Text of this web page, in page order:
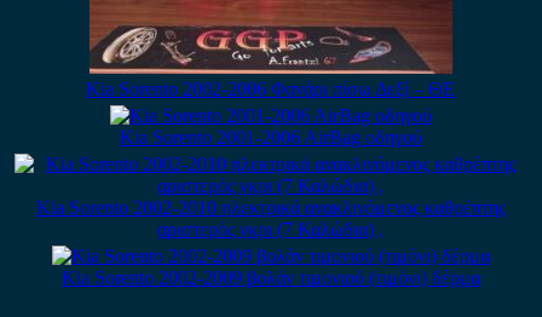
Kia Sorento 2002-2006 Φανάρι πίσω Δεξί – ΘΕ
Kia Sorento 2001-2006 AirBag οδηγού
Kia Sorento 2002-2010 ηλεκτρικά ανακλινόμενος καθρέπτης
αριστερός γκρι (7 Καλώδια) ,
Kia Sorento 2002-2009 βολάν τιμονιού (τιμόνι) δέρμα